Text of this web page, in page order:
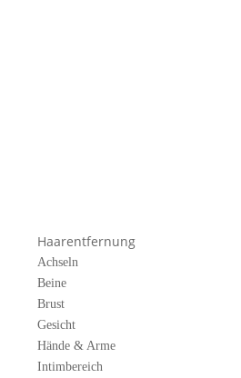
Haarentfernung
Achseln
Beine
Brust
Gesicht
Hände & Arme
Intimbereich